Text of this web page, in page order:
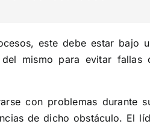
este debe estar bajo
del mismo para evitar fallas
con problemas durante
de dicho obstáculo. El